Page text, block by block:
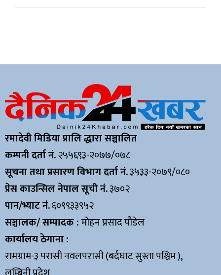
रमादेवी मिडिया प्रालि द्धारा सञ्चालित
कम्पनी दर्ता नं.२५५६९३-२०७७/०७८
सूचना तथा प्रसारण विभाग दर्ता नं.३५३३-२०७९/०८०
प्रेस काउन्सिल नेपाल सूची नं.३७०२
पान/भ्याट नं.६०९९३३९५२
सञ्चालक/ सम्पादक :मोहन प्रसाद पौडेल
कार्यालय ठेगाना :
रामग्राम-३ परासी नवलपरासी (बर्दघाट सुस्ता पश्चिम ),